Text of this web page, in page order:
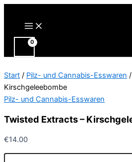
Main
Menu
Start / Pilz- und Cannabis-Esswaren
Kirschgeleebombe
Pilz- und Cannabis-Esswaren
Twisted Extracts –
€14.00
Twisted